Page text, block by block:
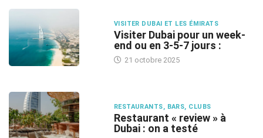
VISITER DUBAI ET LES ÉMIRATS
Visiter Dubai pour un week-
end ou en 3-5-7 jours :
21 octobre 2025
RESTAURANTS, BARS, CLUBS
Restaurant « review » à
Dubai : on a testé